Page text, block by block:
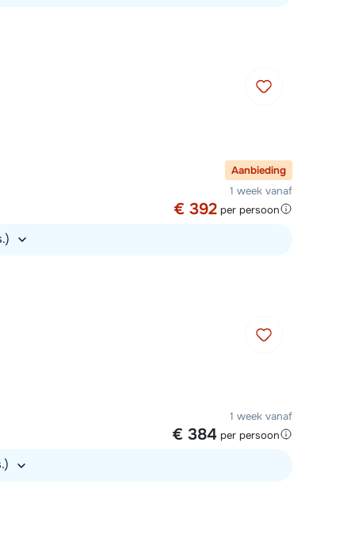
Aanbieding
1 week vanaf
€ 392 per persoon
1 week vanaf
€ 384 per persoon